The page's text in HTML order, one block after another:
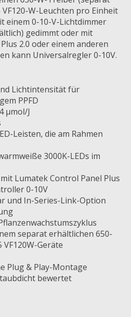
W-Leuchten pro Einheit
einem 0-10-V-Lichtdimmer
gedimmt oder mit
2.0 oder einem anderen
kann Universalregler 0-10V.
Lichtintensität für
PPFD
µmol/J
Leisten, die am Rahmen
3000K-LEDs im
Lumatek Control Panel Plus
0-10V
und In-Series-Link-Option
separat erhältlichen 650-
Geräte
Plug & Play-Montage
bewertet